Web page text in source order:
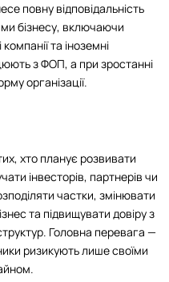
повну відповідальність
бізнесу, включаючи
та іноземні
з ФОП, а при зростанні
організації.
хто планує розвивати
інвесторів, партнерів чи
частки, змінювати
та підвищувати довіру з
Головна перевага —
ризикують лише своїми